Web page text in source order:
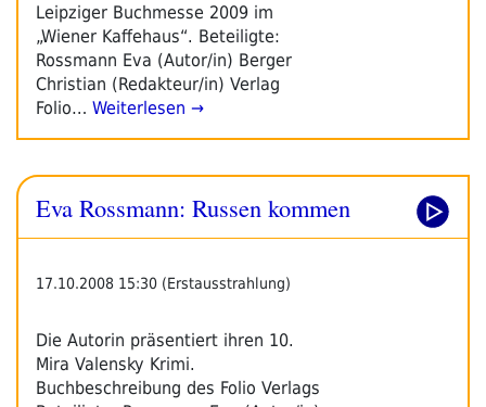
Leipziger Buchmesse 2009 im
„Wiener Kaffehaus“. Beteiligte:
Rossmann Eva (Autor/in) Berger
Christian (Redakteur/in) Verlag
Folio… Weiterlesen →
Eva Rossmann: Russen kommen
17.10.2008 15:30 (Erstausstrahlung)
Die Autorin präsentiert ihren 10.
Mira Valensky Krimi.
Buchbeschreibung des Folio Verlags